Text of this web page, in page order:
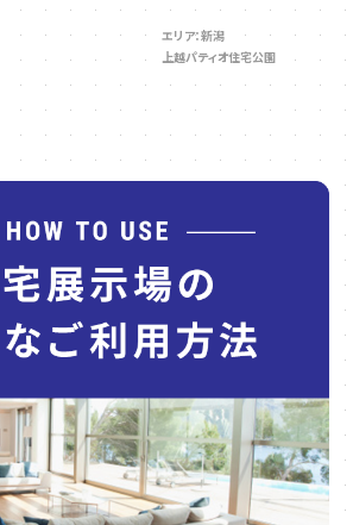
エリア：新潟
上越パティオ住宅公園